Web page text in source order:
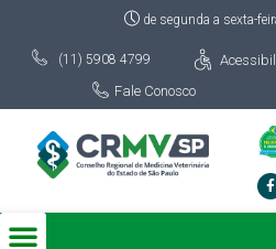
de segunda a sexta-
(11) 5908 4799
Fale Conosco